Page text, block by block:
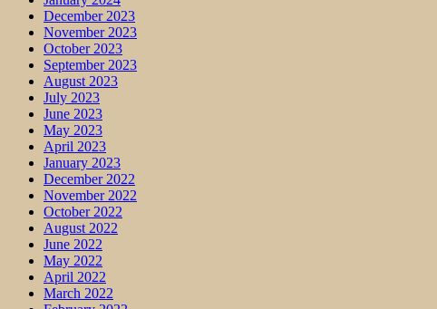
December 2023
November 2023
October 2023
September 2023
August 2023
July 2023
June 2023
May 2023
April 2023
January 2023
December 2022
November 2022
October 2022
August 2022
June 2022
May 2022
April 2022
March 2022